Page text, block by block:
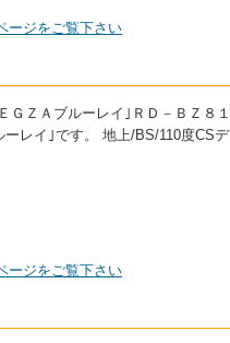
ージをご覧下さい
ＺＡブルーレイ｣ＲＤ－ＢＺ８１
レイ｣です。 地上/BS/110度CSデ
ージをご覧下さい